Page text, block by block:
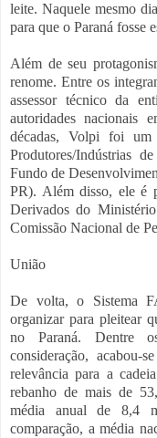
leite. Naquele mesmo
para que o Paraná fosse
Além de seu
renome. Entre os
assessor técnico da
autoridades nacionais
décadas, Volpi foi um
Produtores/Indústrias
Fundo de
PR). Além disso, ele é
Derivados do
Comissão Nacional de
União
De volta, o Sistema
organizar para pleitear
no Paraná. Dentre
consideração, acabou-
relevância para a
rebanho de mais de
média anual de 8,4
comparação, a média